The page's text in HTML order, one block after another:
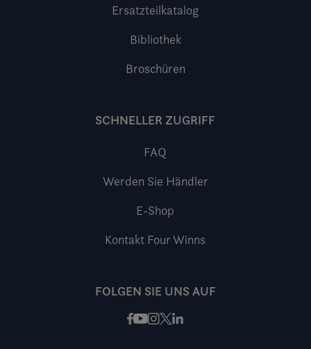
Ersatzteilkatalog
Bibliothek
Broschüren
SCHNELLER ZUGRIFF
FAQ
Werden Sie Händler
E-Shop
Kontakt Four Winns
FOLGEN SIE UNS AUF
Facebook
Youtube
Instagram
X / Twitter
LinkedIn